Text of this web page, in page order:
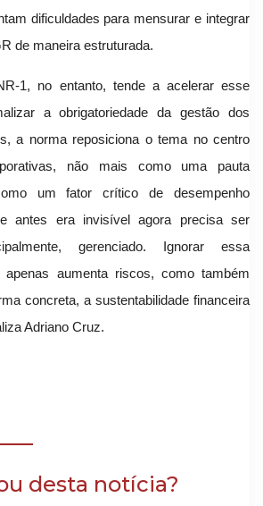
dificuldades para mensurar e integrar
de maneira estruturada.
1, no entanto, tende a acelerar esse
a obrigatoriedade da gestão dos
a norma reposiciona o tema no centro
não mais como uma pauta
um fator crítico de desempenho
antes era invisível agora precisa ser
gerenciado. Ignorar essa
apenas aumenta riscos, como também
concreta, a sustentabilidade financeira
Adriano Cruz.
desta notícia?